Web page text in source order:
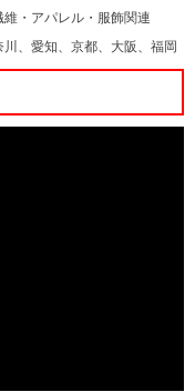
就活コラム
・アパレル・服飾関連
、愛知、京都、大阪、福岡